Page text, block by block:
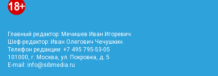
Главный редактор: Мечишев Иван Игоревич.
Шеф-редактор: Иван Олегович Чечушкин.
Телефон редакции: +7 495 795-53-05
101000, г. Москва, ул. Покровка, д. 5
E-mail: info@sibmedia.ru